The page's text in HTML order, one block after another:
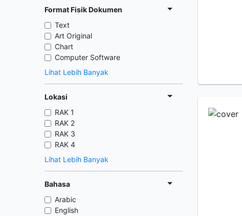
Format Fisik Dokumen
Text
Art Original
Chart
Computer Software
Lihat Lebih Banyak
Lokasi
RAK 1
RAK 2
RAK 3
RAK 4
Lihat Lebih Banyak
Bahasa
Arabic
English